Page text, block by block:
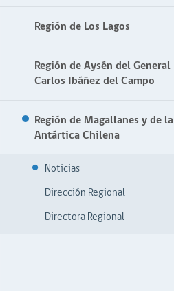
Región de Los Lagos
Región de Aysén del General
Carlos Ibáñez del Campo
Región de Magallanes y de la
Antártica Chilena
Noticias
Dirección Regional
Directora Regional